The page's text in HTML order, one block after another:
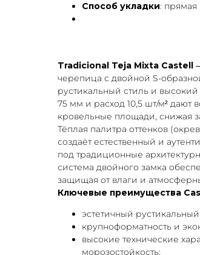
Способ укладки:
Tradicional Teja Mixta Castell
черепица с двойной S-
рустикальный стиль и
75 мм и расход 10,5 шт/м² дают
кровельные площади, снижая
Тёплая палитра оттенков
создаёт естественный и
под традиционные
система двойного замка
защищая от влаги и
Ключевые преимущества
эстетичный
крупноформатность и
высокие технические
морозостойкость;